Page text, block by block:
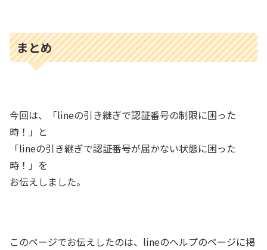
まとめ
今回は、「lineの引き継ぎで認証番号の制限に困った
時！」と
「lineの引き継ぎで認証番号が届かない状態に困った
時！」を
お伝えしました。
このページでお伝えしたのは、lineのヘルプのページに掲